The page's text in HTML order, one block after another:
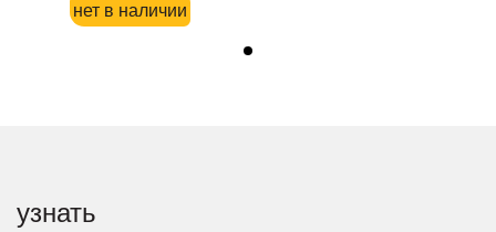
нет в наличии
узнать